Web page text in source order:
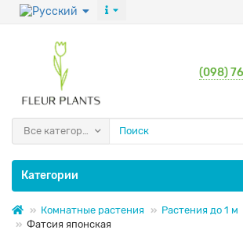
(098)
Все категории
Категории
Комнатные растения
Растения до 1 м
Фатсия японская